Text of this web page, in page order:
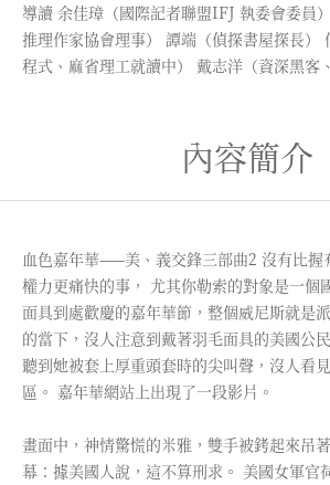
導讀 余佳璋（國際記者聯盟IFJ 執委會委員
推理作家協會理事） 譚端（偵探書屋探長）
程式、麻省理工就讀中） 戴志洋（資深黑客
內容簡介
血色嘉年華——美、義交鋒三部曲2 沒有比握
權力更痛快的事， 尤其你勒索的對象是一
面具到處歡慶的嘉年華節，整個威尼斯就是
的當下，沒人注意到戴著羽毛面具的美國公
聽到她被套上厚重頭套時的尖叫聲，沒人看
區。 嘉年華網站上出現了一段影片。
畫面中，神情驚慌的米雅，雙手被銬起來吊
幕：據美國人說，這不算刑求。 美國女軍官